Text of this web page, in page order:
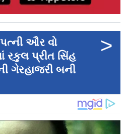
ઔર વો
રકુલ પ્રીત સિંહ
ગેરહાજરી બની
>